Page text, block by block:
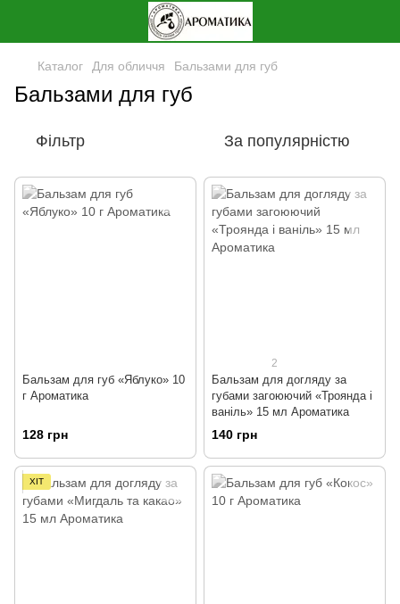
Каталог Для обличчя Бальзами для губ
Бальзами для губ
Фільтр За популярністю
Бальзам для губ «Яблуко» 10
г Ароматика
128 грн
2
Бальзам для догляду за
губами загоюючий «Троянда і
ваніль» 15 мл Ароматика
140 грн
ХІТ